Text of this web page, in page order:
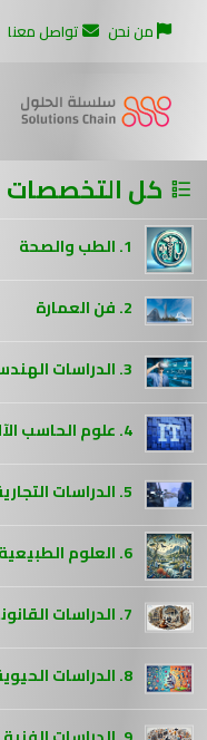
من نحن تواصل معنا
كل التخصصات
1. الطب والصحة
2. فن العمارة
3. الدراسات الهندسية والتقنية
4. علوم الحاسب الآلي
5. الدراسات التجارية
6. العلوم الطبيعية
7. الدراسات القانونية
8. الدراسات الحيوية والرياضية